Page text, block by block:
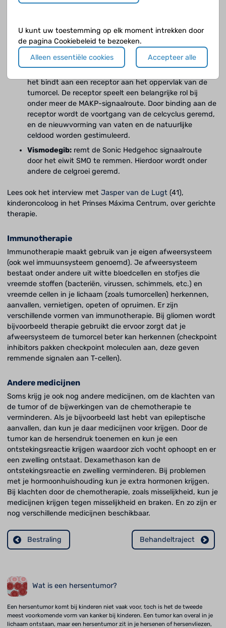
het afwijkende BRAF-eiwit. Het zorgt ervoor dat het
waardoor de tumor niet kan groeien. Een afwijkende
BRAF-eiwit zorgt er namelijk voor dat er teveel signalen
worden afgegeven, waardoor de controle over de groei
van de cel er niet meer is, zoals bij een tumorcel.
het bindt aan een receptor aan het oppervlak van de
tumorcel. De receptor speelt een belangrijke rol bij
onder meer de MAKP-signaalroute. Door binding aan de
receptor wordt de voortgang van de celcyclus geremd,
en de nieuwvorming van vaten en de natuurlijke
celdood worden gestimuleerd.
Vismodegib: remt de Sonic Hedgehoc signaalroute
door het eiwit SMO te remmen. Hierdoor wordt onder
andere de celgroei geremd.
Lees ook het interview metJasper van de Lugt (41),
kinderoncoloog in het Prinses Máxima Centrum, over gerichte
therapie.
Immunotherapie
Immunotherapie maakt gebruik van je eigen afweersysteem
(ook wel immuunsysteem genoemd). Je afweersysteem
bestaat onder andere uit witte bloedcellen en stofjes die
vreemde stoffen (bacteriën, virussen, schimmels, etc.) en
vreemde cellen in je lichaam (zoals tumorcellen) herkennen,
aanvallen, vernietigen, opeten of opruimen. Er zijn
verschillende vormen van immunotherapie. Bij gliomen wordt
bijvoorbeeld therapie gebruikt die ervoor zorgt dat je
afweersysteem de tumorcel beter kan herkennen (checkpoint
inhibitors pakken checkpoint moleculen aan, deze geven
remmende signalen aan T-cellen).
Andere medicijnen
Soms krijg je ook nog andere medicijnen, om de klachten van
de tumor of de bijwerkingen van de chemotherapie te
verminderen. Als je bijvoorbeeld last hebt van epileptische
aanvallen, dan kun je daar medicijnen voor krijgen. Door de
tumor kan de hersendruk toenemen en kun je een
ontstekingsreactie krijgen waardoor zich vocht ophoopt en er
een zwelling ontstaat. Dexamethason kan de
ontstekingsreactie en zwelling verminderen. Bij problemen
met je hormoonhuishouding kun je extra hormonen krijgen.
Bij klachten door de chemotherapie, zoals misselijkheid, kun je
medicijnen krijgen tegen misselijkheid en braken. En zo zijn er
nog verschillende medicijnen beschikbaar.
Bestraling Behandeltraject
Wat is een hersentumor?
Een hersentumor komt bij kinderen niet vaak voor, toch is het de tweede
meest voorkomende vorm van kanker bij kinderen. Een tumor kan overal in je
lichaam ontstaan, maar een hersentumor zit in je hersenen of hersenvliezen,
U kunt uw toestemming op elk moment intrekken door
de pagina Cookiebeleid te bezoeken.
Alleen essentiële cookies
Accepteer alle